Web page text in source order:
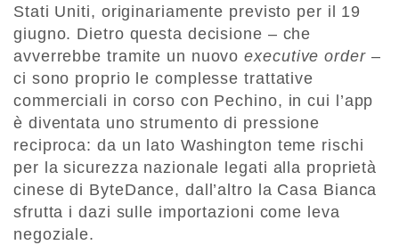
Stati Uniti, originariamente previsto per il 19
giugno. Dietro questa decisione – che
avverrebbe tramite un nuovoexecutive order–
ci sono proprio le complesse trattative
commerciali in corso con Pechino, in cui l’app
è diventata uno strumento di pressione
reciproca: da un lato Washington teme rischi
per la sicurezza nazionale legati alla proprietà
cinese di ByteDance, dall’altro la Casa Bianca
sfrutta i dazi sulle importazioni come leva
negoziale.